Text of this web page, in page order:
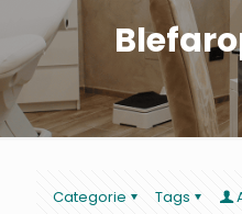
Categorie Tags